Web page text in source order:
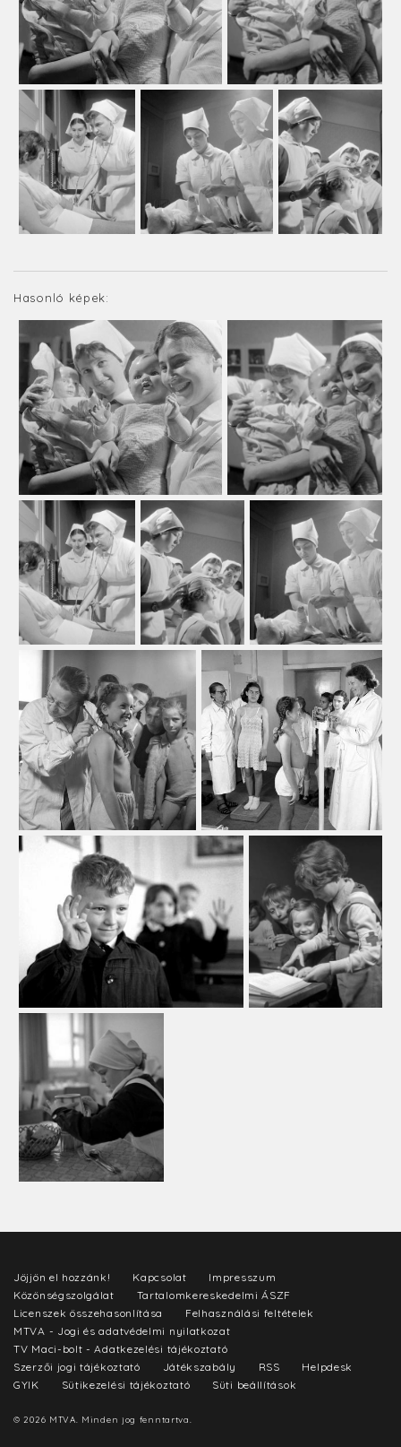
Hasonló képek:
Jöjjön el hozzánk! Kapcsolat
Impresszum
Közönségszolgálat
Tartalomkereskedelmi ÁSZF
Licenszek összehasonlítása
Felhasználási feltételek
MTVA - Jogi és adatvédelmi nyilatkozat
TV Maci-bolt - Adatkezelési tájékoztató
Szerzői jogi tájékoztató
Játékszabály RSS
Helpdesk
GYIK
Sütikezelési tájékoztató Süti beállítások
© 2026 MTVA. Minden jog fenntartva.